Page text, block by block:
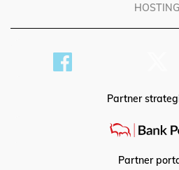
HOSTING
Partner
Partner